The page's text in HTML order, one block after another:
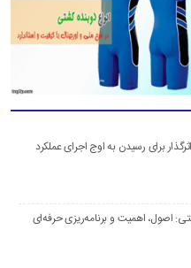
برای رسیدن به اوج اجرای عملکرد
اصول، اهمیت و برنامه‌ریزی حرفه‌ای